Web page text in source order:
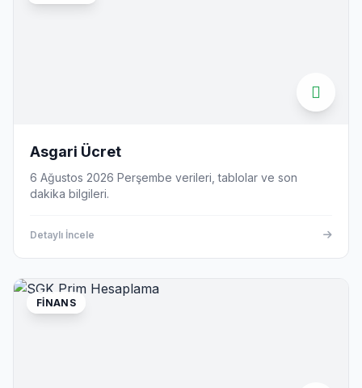
Asgari Ücret
6 Ağustos 2026 Perşembe verileri, tablolar ve son
dakika bilgileri.
Detaylı İncele
FINANS